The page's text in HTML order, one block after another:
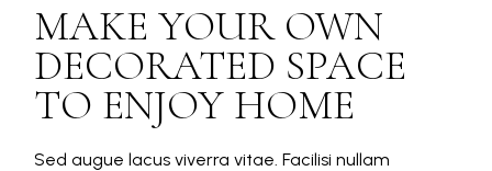
MAKE YOUR OWN
DECORATED SPACE
TO ENJOY HOME
Sed augue lacus viverra vitae. Facilisi nullam